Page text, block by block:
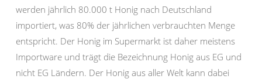
werden jährlich 80.000 t Honig nach Deutschland
importiert, was 80% der jährlichen verbrauchten Menge
entspricht. Der Honig im Supermarkt ist daher meistens
Importware und trägt die Bezeichnung Honig aus EG und
nicht EG Ländern. Der Honig aus aller Welt kann dabei